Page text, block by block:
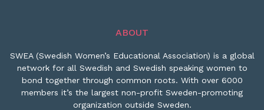
ABOUT
SWEA (Swedish Women’s Educational Association) is a global
network for all Swedish and Swedish speaking women to
bond together through common roots. With over 6000
members it’s the largest non-profit Sweden-promoting
organization outside Sweden.